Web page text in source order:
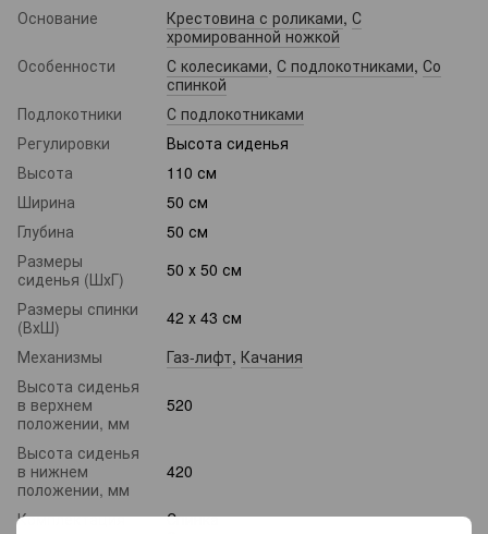
Основание
Крестовина с роликами, С
хромированной ножкой
Особенности
С колесиками, С подлокотниками, Со
спинкой
Подлокотники
С подлокотниками
Регулировки
Высота сиденья
Высота
110 см
Ширина
50 см
Глубина
50 см
Размеры
сиденья (ШхГ)
50 х 50 см
Размеры спинки
(ВхШ)
42 х 43 см
Механизмы
Газ-лифт, Качания
Высота сиденья
в верхнем
положении, мм
520
Высота сиденья
в нижнем
положении, мм
420
Комплектация
Спинка